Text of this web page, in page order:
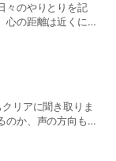
々のやりとりを記
心の距離は近くに。
リアに聞き取りま
のか、声の方向もし